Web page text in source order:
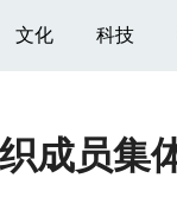
文化 科技
成员集